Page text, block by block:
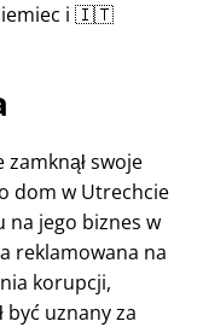
i 🇮🇹
zamknął swoje
dom w Utrechcie
na jego biznes w
reklamowana na
korupcji,
być uznany za